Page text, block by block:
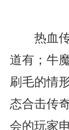
热血
道有；牛
刷毛的情
态合击传
会的玩家